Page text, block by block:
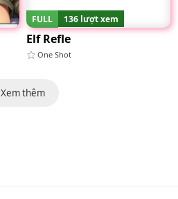
FULL 136 lượt xem
Elf Refle
One Shot
Xem thêm